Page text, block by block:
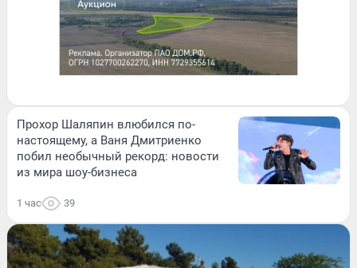
Прохор Шаляпин влюбился по-
настоящему, а Ваня Дмитриенко
побил необычный рекорд: новости
из мира шоу-бизнеса
1 час 39